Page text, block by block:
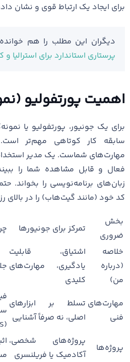
برای ایجاد یک ارتباط قوی و نشان
دیگران این مطلب را هم
پرستاری استاندارد برای استرالیا و
اهمیت پورتفولیو
برای یک جونیور، پورتفولیو یا
سابقه کار کوتاهی مهم‌تر است.
مهارت‌های شماست. یک مدیر
فعال و قابل مشاهده شما را
زبان‌های برنامه‌نویسی را بخواند.
کد خود (مانند گیت‌هاب) را در بالای
بخش
ضروری
تمرکز برای جونیورها
خلاصه
(درباره
من)
اشتیاق، قابلیت
یادگیری، مهارت‌های
کلیدی
مهارت‌های
فنی
تسلط بر ابزارهای
اصلی، نه صرفاً آشنایی
(ATS)
پروژه‌ها
پروژه‌های شخصی،
آکادمیک یا فریلنسری